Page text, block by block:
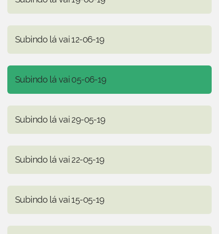
Subindo lá vai 12-06-19
Subindo lá vai 05-06-19
Subindo lá vai 29-05-19
Subindo lá vai 22-05-19
Subindo lá vai 15-05-19